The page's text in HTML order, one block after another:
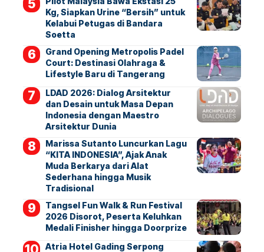
Kg, Siapkan Urine “Bersih” untuk
Kelabui Petugas di Bandara
Soetta
Grand Opening Metropolis Padel
Court: Destinasi Olahraga &
Lifestyle Baru di Tangerang
LDAD 2026: Dialog Arsitektur
dan Desain untuk Masa Depan
Indonesia dengan Maestro
Arsitektur Dunia
Marissa Sutanto Luncurkan Lagu
“KITA INDONESIA”, Ajak Anak
Muda Berkarya dari Alat
Sederhana hingga Musik
Tradisional
Tangsel Fun Walk & Run Festival
2026 Disorot, Peserta Keluhkan
Medali Finisher hingga Doorprize
Atria Hotel Gading Serpong